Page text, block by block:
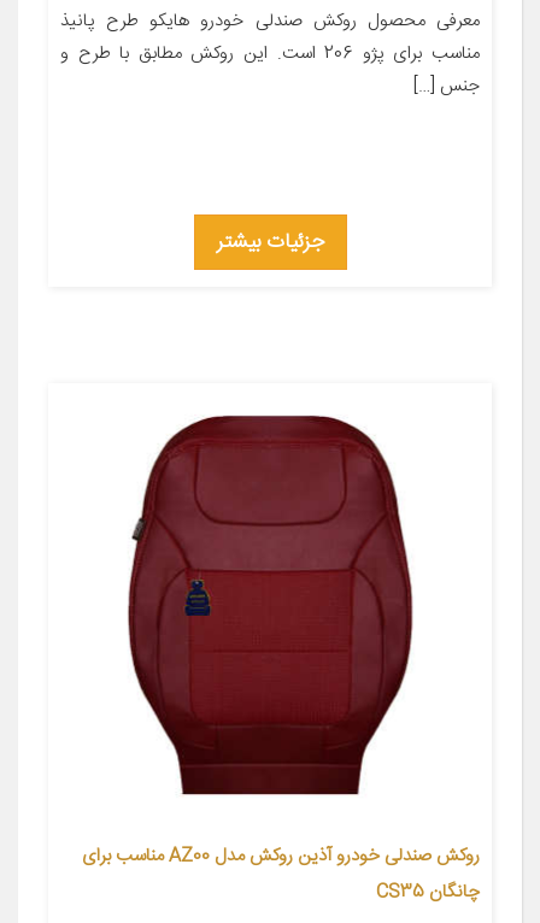
معرفی محصول روکش صندلی خودرو هایکو طرح پانیذ
مناسب برای پژو 206 است. این روکش مطابق با طرح و
جنس […]
جزئیات بیشتر
روکش صندلی خودرو آذین روکش مدل AZ00 مناسب برای
چانگان CS35